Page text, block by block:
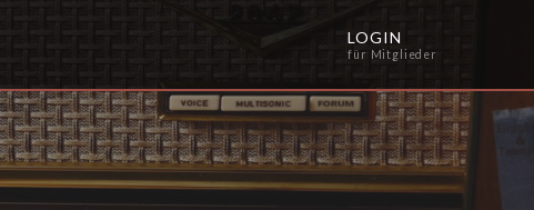
LOGIN
für Mitglieder